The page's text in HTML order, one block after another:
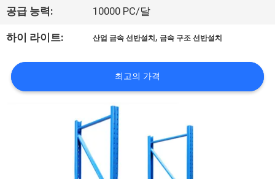
여
장
공급 능력: 10000 PC/달
하이 라이트: 산업 금속 선반설치 , 금속 구조 선반설치
최고의 가격